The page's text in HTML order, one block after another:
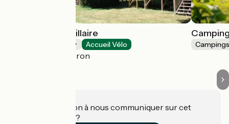
Camping La Fritillaire
Accueil Vélo
Savigny-en-Véron
Une information à nous communiquer sur cet
établissement ?